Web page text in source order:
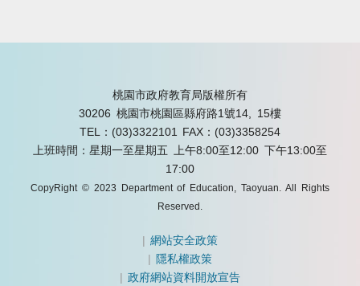
桃園市政府教育局版權所有
30206 桃園市桃園區縣府路1號14, 15樓
TEL：(03)3322101
FAX：(03)3358254
上班時間：星期一至星期五 上午8:00至12:00 下午13:00至
17:00
CopyRight © 2023 Department of Education, Taoyuan. All Rights
Reserved.
|網站安全政策
| 隱私權政策
|政府網站資料開放宣告